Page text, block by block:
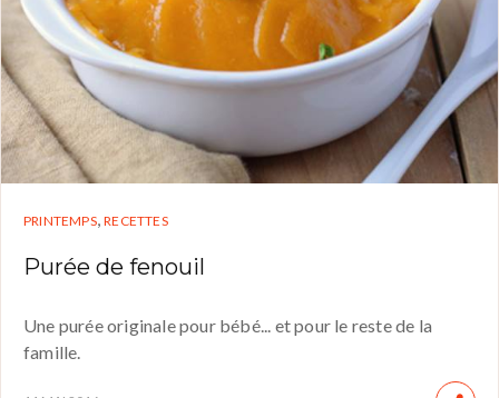
PRINTEMPS,RECETTES
Purée de fenouil
Une purée originale pour bébé... et pour le reste de la
famille.